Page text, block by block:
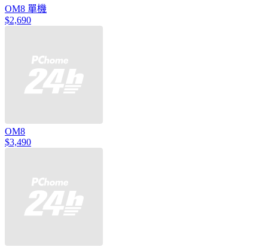
OM8 單機
$2,690
OM8
$3,490